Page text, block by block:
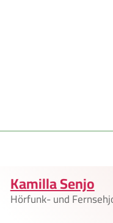
Kamilla Senjo
Hörfunk- und